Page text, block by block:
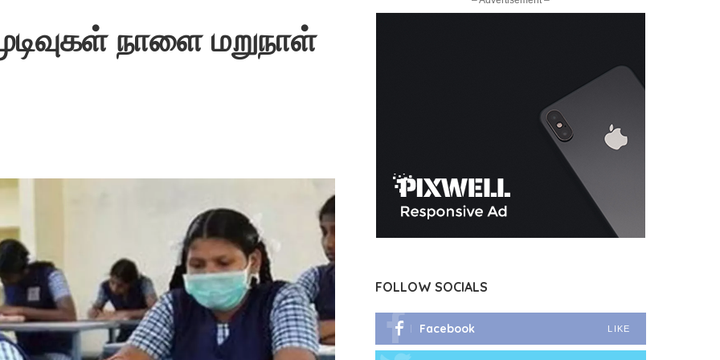
நாளை மறுநாள்
FOLLOW SOCIALS
Facebook LIKE